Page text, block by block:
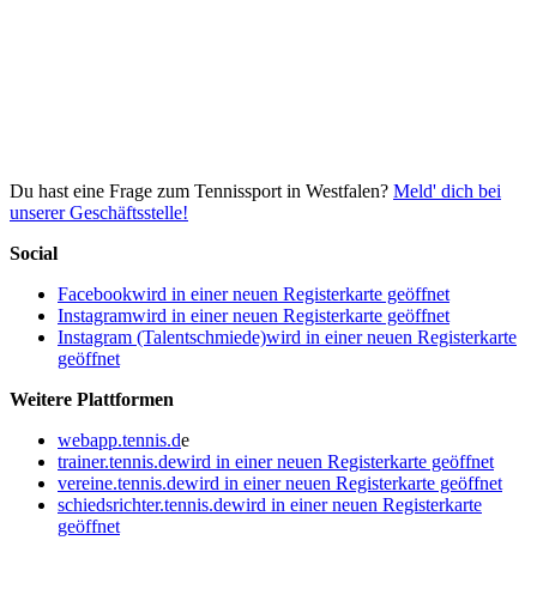
Du hast eine Frage zum Tennissport in Westfalen? Meld' dich bei
unserer Geschäftsstelle!
Social
Facebookwird in einer neuen Registerkarte geöffnet
Instagramwird in einer neuen Registerkarte geöffnet
Instagram (Talentschmiede)wird in einer neuen Registerkarte
geöffnet
Weitere Plattformen
webapp.tennis.de
trainer.tennis.dewird in einer neuen Registerkarte geöffnet
vereine.tennis.dewird in einer neuen Registerkarte geöffnet
schiedsrichter.tennis.dewird in einer neuen Registerkarte
geöffnet